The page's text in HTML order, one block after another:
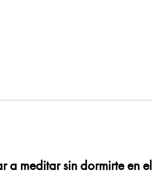
a meditar sin dormirte en el